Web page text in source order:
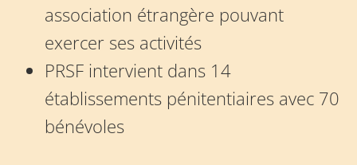
association étrangère pouvant
exercer ses activités
PRSF intervient dans 14
établissements pénitentiaires avec 70
bénévoles